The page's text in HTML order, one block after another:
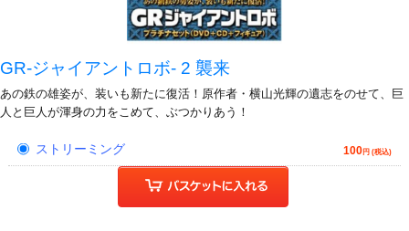
GR-ジャイアントロボ- 2 襲来
あの鉄の雄姿が、装いも新たに復活！原作者・横山光輝の遺志をのせて、巨
人と巨人が渾身の力をこめて、ぶつかりあう！
ストリーミング 100円 (税込)